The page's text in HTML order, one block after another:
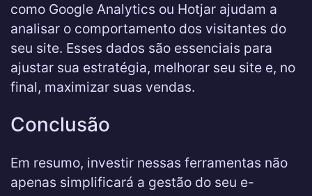
como Google Analytics ou Hotjar ajudam a
analisar o comportamento dos visitantes do
seu site. Esses dados são essenciais para
ajustar sua estratégia, melhorar seu site e, no
final, maximizar suas vendas.
Conclusão
Em resumo, investir nessas ferramentas não
apenas simplificará a gestão do seu e-